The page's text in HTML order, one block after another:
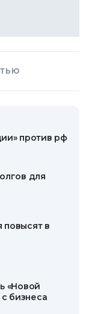
против рф
для
в
«Новой
бизнеса